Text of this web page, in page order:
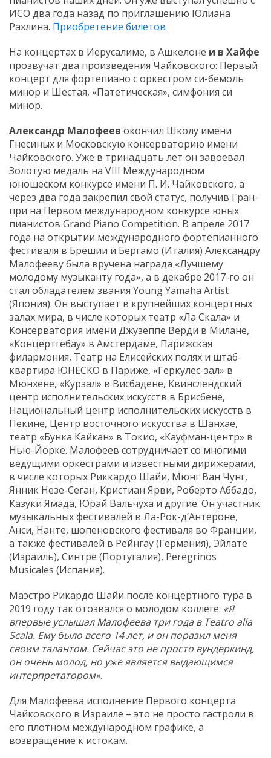
ИСО два года назад по приглашению Юлиана
Рахлина. Приобретение билетов
На концертах в Иерусалиме, в Ашкелоне и в Хайфе
прозвучат два произведения Чайковского: Первый
концерт для фортепиано с оркестром си-бемоль
минор и Шестая, «Патетическая», симфония си
минор.
Александр Малофеев окончил Школу имени
Гнесиных и Московскую консерваторию имени
Чайковского. Уже в тринадцать лет он завоевал
Золотую медаль на VIII Международном
юношеском конкурсе имени П. И. Чайковского, а
через два года закрепил свой статус, получив Гран-
при на Первом международном конкурсе юных
пианистов Grand Piano Competition. В апреле 2017
года на открытии международного фортепианного
фестиваля в Брешии и Бергамо (Италия) Александру
Малофееву была вручена награда «Лучшему
молодому музыканту года», а в декабре 2017-го он
стал обладателем звания Young Yamaha Artist
(Япония). Он выступает в крупнейших концертных
залах мира, в числе которых театр «Ла Скала» и
Консерватория имени Джузеппе Верди в Милане,
«Концертгебау» в Амстердаме, Парижская
филармония, Театр на Елисейских полях и штаб-
квартира ЮНЕСКО в Париже, «Геркулес-зал» в
Мюнхене, «Курзал» в Висбадене, Квинслендский
центр исполнительских искусств в Брисбене,
Национальный центр исполнительских искусств в
Пекине, Центр восточного искусства в Шанхае,
театр «Бунка Кайкан» в Токио, «Кауфман-центр» в
Нью-Йорке. Малофеев сотрудничает со многими
ведущими оркестрами и известными дирижерами,
в числе которых Риккардо Шайи, Мюнг Ван Чунг,
Янник Незе-Сеган, Кристиан Ярви, Роберто Аббадо,
Казуки Ямада, Юрай Вальчуха и другие. Он участник
музыкальных фестивалей в Ла-Рок-д’Антероне,
Анси, Нанте, шопеновского фестиваля во Франции,
а также фестивалей в Рейнгау (Германия), Эйлате
(Израиль), Синтре (Португалия), Peregrinos
Musicales (Испания).
Маэстро Рикардо Шайи после концертного тура в
2019 году так отозвался о молодом коллеге: «Я
впервые услышал Малофеева три года в Teatro alla
Scala. Ему было всего 14 лет, и он поразил меня
своим талантом. Сейчас это не просто вундеркинд,
он очень молод, но уже является выдающимся
интерпретатором».
Для Малофеева исполнение Первого концерта
Чайковского в Израиле – это не просто гастроли в
его плотном международном графике, а
возвращение к истокам.